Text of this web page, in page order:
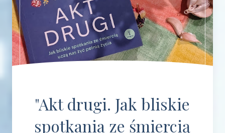
"Akt drugi. Jak bliskie
spotkania ze śmiercią